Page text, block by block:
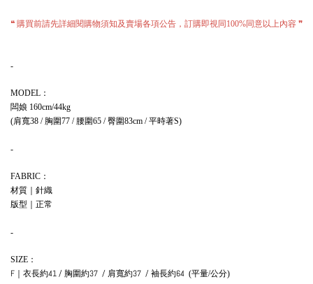
❝ 購買前請先詳細閱購物須知及賣場各項公告，訂購即視同100%同意以上內容 ❞
-
MODEL ：
闆娘 160cm/44kg
(肩寬38 / 胸圍77 / 腰圍65 /臀圍83cm /平時著S)
-
FABRIC ：
材質｜針織
版型 ｜正常
-
SIZE ：
F ｜ 衣長約41 / 胸圍約37 / 肩寬約37 / 袖長約64 (平量/公分)